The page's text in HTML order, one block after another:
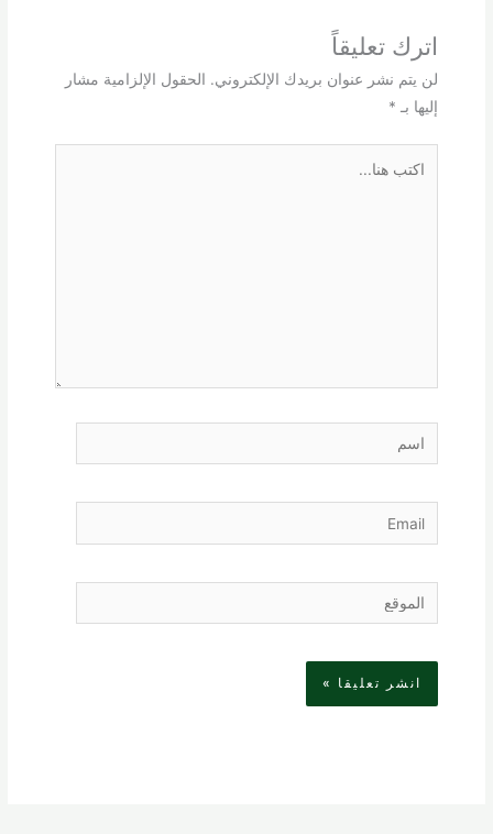
اترك تعليقاً
لن يتم نشر عنوان بريدك الإلكتروني. الحقول الإلزامية مشار
إليها بـ *
اسم
Email
الموقع